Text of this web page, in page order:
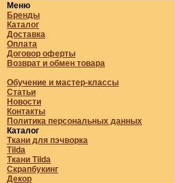
Меню
Бренды
Каталог
Доставка
Оплата
Договор оферты
Возврат и обмен товара
Обучение и мастер-классы
Статьи
Новости
Контакты
Политика персональных данных
Каталог
Ткани для пэчворка
Tilda
Ткани Tilda
Скрапбукинг
Декор